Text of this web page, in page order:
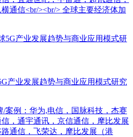
通信<br/><br/> 全球主要经济体加
产业发展趋势与商业应用模式研究
案例：华为,电信，国脉科技，杰赛
，通宇通讯，京信通信，摩比发展
路通信，飞荣达，摩比发展（港